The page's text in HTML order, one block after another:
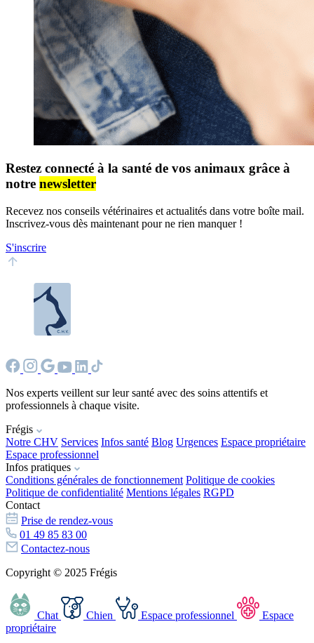
Restez connecté à la santé de vos animaux grâce à
notre newsletter
Recevez nos conseils vétérinaires et actualités dans votre boîte mail.
Inscrivez-vous dès maintenant pour ne rien manquer !
S'inscrire
Nos experts veillent sur leur santé avec des soins attentifs et
professionnels à chaque visite.
Frégis
Notre CHV Services Infos santé Blog Urgences Espace propriétaire
Espace professionnel
Infos pratiques
Conditions générales de fonctionnement Politique de cookies
Politique de confidentialité Mentions légales RGPD
Contact
Prise de rendez-vous
01 49 85 83 00
Contactez-nous
Copyright © 2025 Frégis
Chat Chien Espace professionnel
Espace
propriétaire